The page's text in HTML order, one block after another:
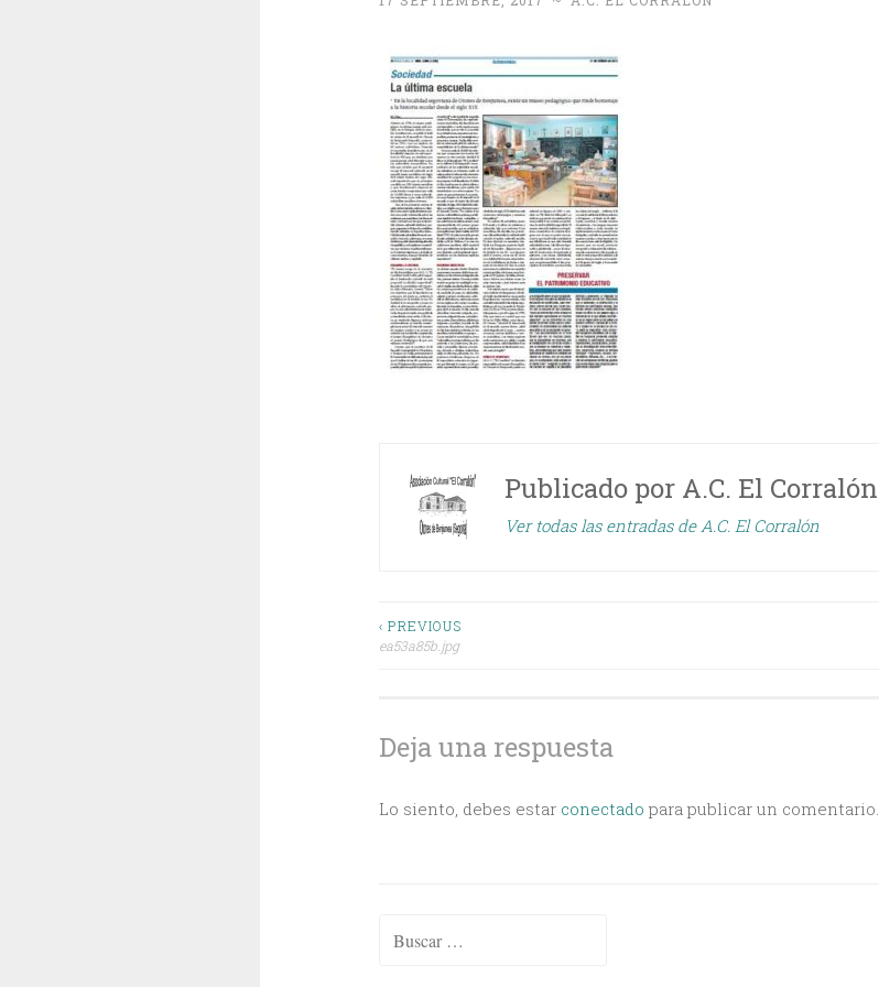
Publicado por A.C. El Corralón
Ver todas las entradas de A.C. El Corralón
Navegación
entradas
‹ PREVIOUS
ea53a85b.jpg
Deja una respuesta
Lo siento, debes estar conectado para publicar un comentario.
Buscar: